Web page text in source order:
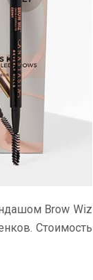
Brow Wiz
Стоимость